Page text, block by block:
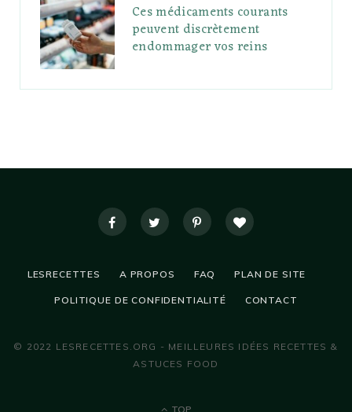
Ces médicaments courants
peuvent discrètement
endommager vos reins
LESRECETTES A PROPOS FAQ PLAN DE SITE
POLITIQUE DE CONFIDENTIALITÉ CONTACT
© 2022 LESRECETTES.ORG - MEILLEURES IDÉES RECETTES &
ASTUCES FOOD
TOP